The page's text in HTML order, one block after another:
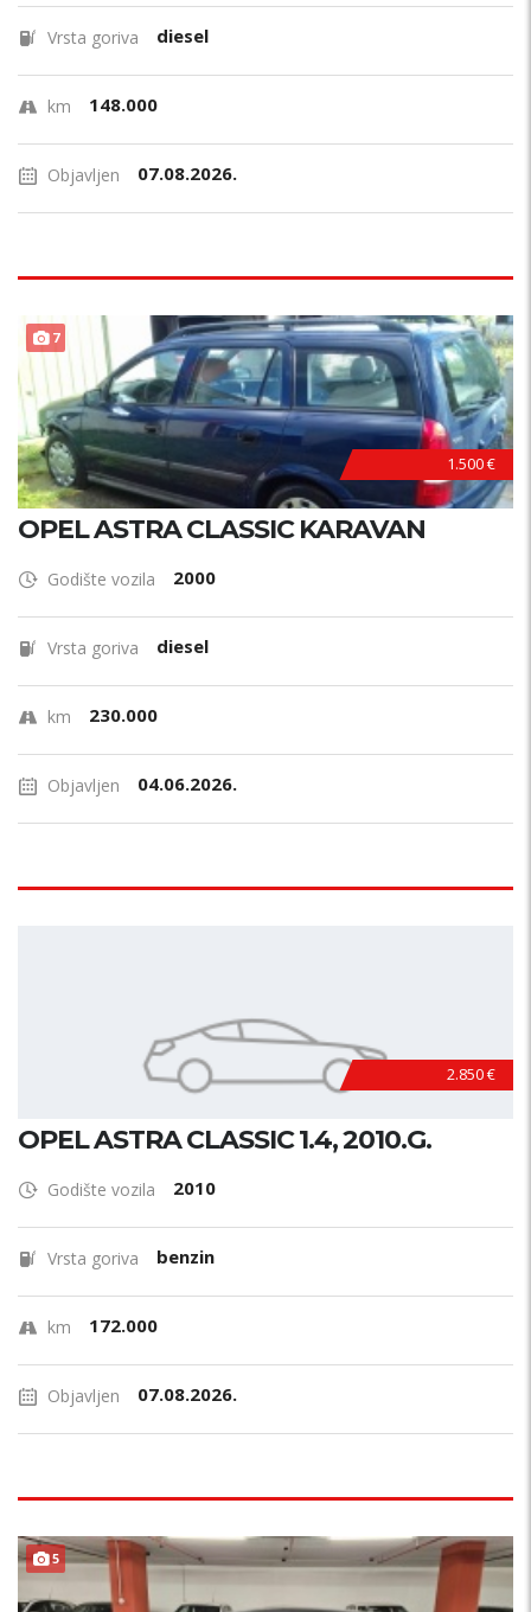
Vrsta goriva diesel
km 148.000
Objavljen 07.08.2026.
7 PRILIKA !
1.500 €
OPEL ASTRA CLASSIC KARAVAN
Godište vozila 2000
Vrsta goriva diesel
km 230.000
Objavljen 04.06.2026.
2.850 €
OPEL ASTRA CLASSIC 1.4, 2010.G.
Godište vozila 2010
Vrsta goriva benzin
km 172.000
Objavljen 07.08.2026.
5 PRILIKA !